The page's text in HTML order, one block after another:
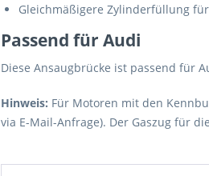
Gleichmäßigere Zylinderfüllung
Passend für Audi
Diese Ansaugbrücke ist passend für
Hinweis: Für Motoren mit den
via E-Mail-Anfrage). Der Gaszug für